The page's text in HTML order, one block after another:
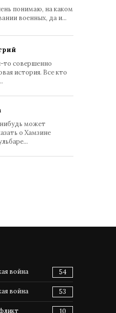
понимаю, на каком
военных, да и...
то совершенно
история. Все кто
может
о Хамзине
война 54
война 53
10